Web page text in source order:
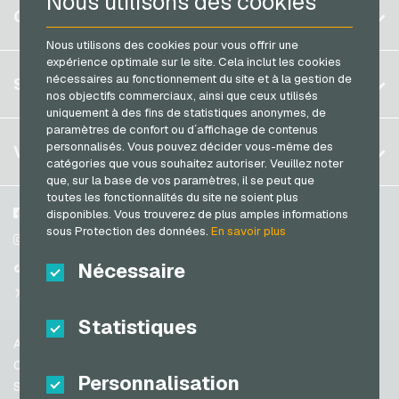
Nous utilisons des cookies pour vous offrir une
expérience optimale sur le site. Cela inclut les cookies
nécessaires au fonctionnement du site et à la gestion de
nos objectifs commerciaux, ainsi que ceux utilisés
uniquement à des fins de statistiques anonymes, de
paramètres de confort ou d´affichage de contenus
personnalisés. Vous pouvez décider vous-même des
catégories que vous souhaitez autoriser. Veuillez noter
que, sur la base de vos paramètres, il se peut que
toutes les fonctionnalités du site ne soient plus
disponibles. Vous trouverez de plus amples informations
sous Protection des données.En savoir plus
Nécessaire
Statistiques
Personnalisation
Razer Gold Cartes de paiement
Transcash Cartes de paiement
Belgique
Allemagne (DE)
Allemagne (EN)
France
Italie
Pays-bas
Autriche
Portugal
Suisse (DE)
Suisse (IT)
États-unis (EN)
COMPTE
S´inscrire
S´inscrire
Mon panier
SERVICE
FAQ
Méthodes de paiement
Conditions generales&Droit de retour
Protection des données
VGO-SHOP
A propos de nous
Partenaires
Facebook
Instagram
TikTok
Aide
Conditions generales
Sécurité & vérification